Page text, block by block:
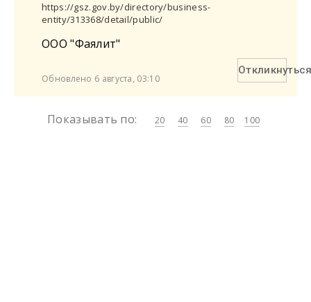
https://gsz.gov.by/directory/business-
entity/313368/detail/public/
ООО "Фаялит"
Обновлено 6 августа, 03:10
Показывать по: 20 40 60 80 100